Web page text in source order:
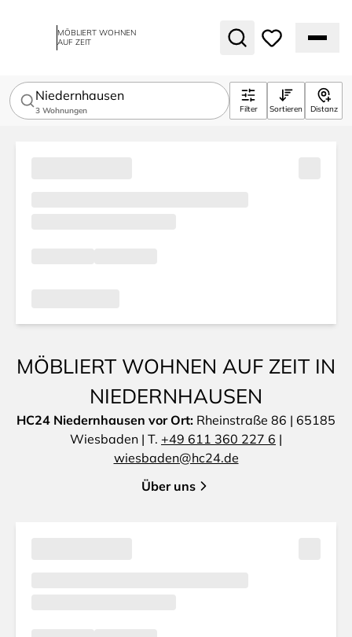
MÖBLIERT WOHNEN
AUF ZEIT
Niedernhausen
3 Wohnungen Filter Sortieren Distanz
MÖBLIERT WOHNEN AUF ZEIT IN
NIEDERNHAUSEN
HC24 Niedernhausen vor Ort: Rheinstraße 86 | 65185
Wiesbaden | T. +49 611 360 227 6 |
wiesbaden@hc24.de
Über uns